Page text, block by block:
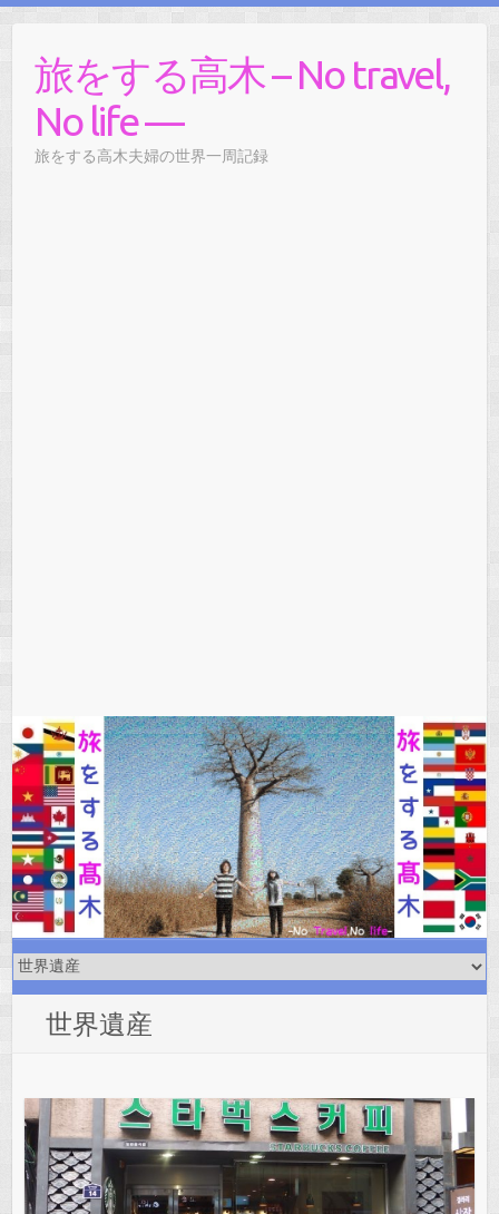
旅をする高木 – No travel,
No life —
旅をする高木夫婦の世界一周記録
世界遺産